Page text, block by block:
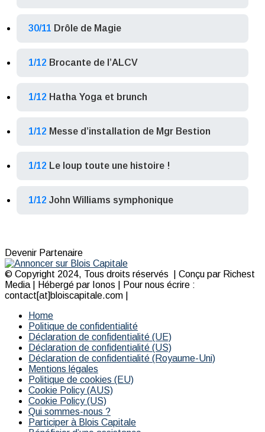
30/11 Drôle de Magie
1/12 Brocante de l’ALCV
1/12 Hatha Yoga et brunch
1/12 Messe d’installation de Mgr Bestion
1/12 Le loup toute une histoire !
1/12 John Williams symphonique
Devenir Partenaire
© Copyright 2024, Tous droits réservés | Conçu par Richest
Media | Hébergé par Ionos | Pour nous écrire :
contact[at]bloiscapitale.com |
Home
Politique de confidentialité
Déclaration de confidentialité (UE)
Déclaration de confidentialité (US)
Déclaration de confidentialité (Royaume-Uni)
Mentions légales
Politique de cookies (EU)
Cookie Policy (AUS)
Cookie Policy (US)
Qui sommes-nous ?
Participer à Blois Capitale